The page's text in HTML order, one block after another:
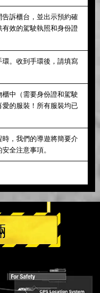
訴櫃台，並出示預約確
效的駕駛執照和身份證
。收到手環後，請填寫
中（需要身份證和駕駛
的服裝！所有服裝均已
，我們的導遊將簡要介
全注意事項。